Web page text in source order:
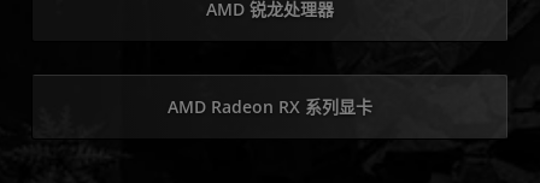
AMD 锐龙处理器
AMD Radeon RX 系列显卡